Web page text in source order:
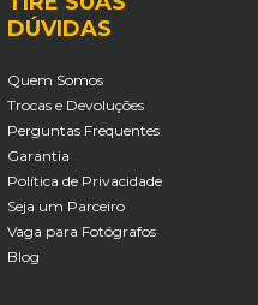
DÚVIDAS
Quem Somos
Trocas e Devoluções
Perguntas Frequentes
Garantia
Política de Privacidade
Seja um Parceiro
Vaga para Fotógrafos
Blog